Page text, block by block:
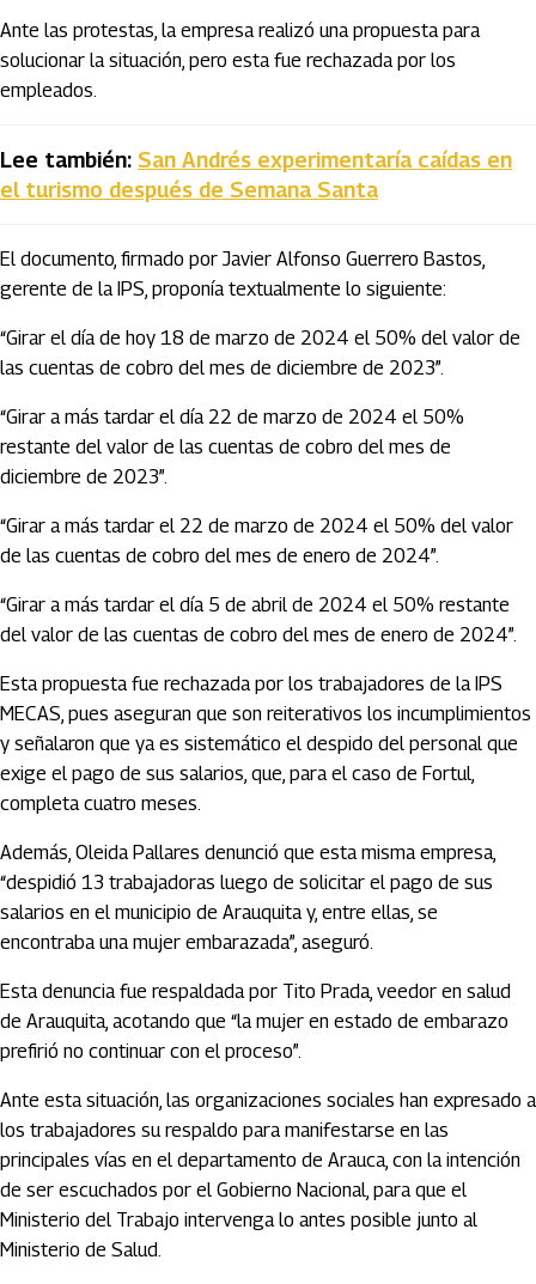
Ante las protestas, la empresa realizó una propuesta para
solucionar la situación, pero esta fue rechazada por los
empleados.
Lee también: San Andrés experimentaría caídas en
el turismo después de Semana Santa
El documento, firmado por Javier Alfonso Guerrero Bastos,
gerente de la IPS, proponía textualmente lo siguiente:
“Girar el día de hoy 18 de marzo de 2024 el 50% del valor de
las cuentas de cobro del mes de diciembre de 2023”.
“Girar a más tardar el día 22 de marzo de 2024 el 50%
restante del valor de las cuentas de cobro del mes de
diciembre de 2023”.
“Girar a más tardar el 22 de marzo de 2024 el 50% del valor
de las cuentas de cobro del mes de enero de 2024”.
“Girar a más tardar el día 5 de abril de 2024 el 50% restante
del valor de las cuentas de cobro del mes de enero de 2024”.
Esta propuesta fue rechazada por los trabajadores de la IPS
MECAS, pues aseguran que son reiterativos los incumplimientos
y señalaron que ya es sistemático el despido del personal que
exige el pago de sus salarios, que, para el caso de Fortul,
completa cuatro meses.
Además, Oleida Pallares denunció que esta misma empresa,
“despidió 13 trabajadoras luego de solicitar el pago de sus
salarios en el municipio de Arauquita y, entre ellas, se
encontraba una mujer embarazada”, aseguró.
Esta denuncia fue respaldada por Tito Prada, veedor en salud
de Arauquita, acotando que “la mujer en estado de embarazo
prefirió no continuar con el proceso”.
Ante esta situación, las organizaciones sociales han expresado a
los trabajadores su respaldo para manifestarse en las
principales vías en el departamento de Arauca, con la intención
de ser escuchados por el Gobierno Nacional, para que el
Ministerio del Trabajo intervenga lo antes posible junto al
Ministerio de Salud.